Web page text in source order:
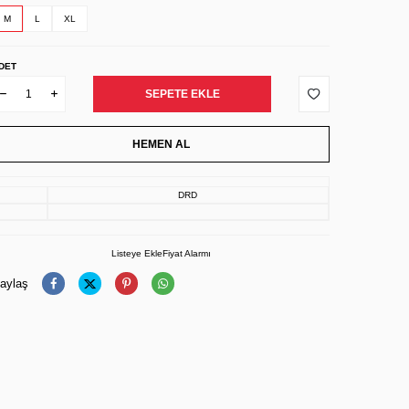
M L XL
SEPETE EKLE
HEMEN AL
DRD
Listeye EkleFiyat Alarmı